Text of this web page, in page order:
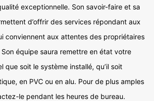
exceptionnelle. Son savoir-faire et sa
d’offrir des services répondant aux
conviennent aux attentes des propriétaires
équipe saura remettre en état votre
que soit le système installé, qu’il soit
en PVC ou en alu. Pour de plus amples
le pendant les heures de bureau.